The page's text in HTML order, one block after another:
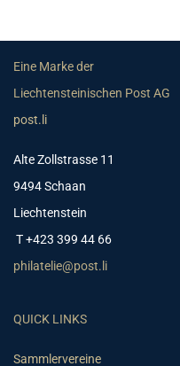
Eine Marke der
Liechtensteinischen Post AG
post.li
Alte Zollstrasse 11
9494 Schaan
Liechtenstein
T +423 399 44 66
philatelie@post.li
QUICK LINKS
Sammlervereine